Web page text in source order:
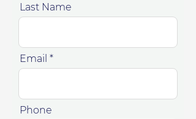
Last Name
Email
Phone